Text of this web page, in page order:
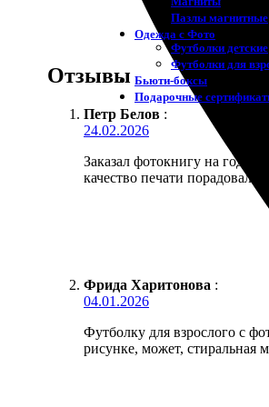
Пазлы магнитные
Одежда с Фото
Футболки детские
Футболки для
Бьюти-боксы
Подарочные
Отзывы
Петр Белов :
24.02.2026
Заказал фотокнигу на
качество печати
Фрида Харитонова :
04.01.2026
Футболку для взрослого с
рисунке, может, стиральная